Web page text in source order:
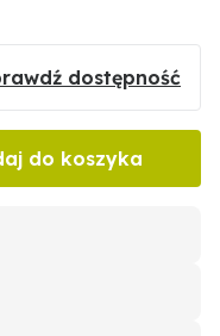
dostępność
do koszyka